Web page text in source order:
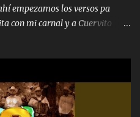
empezamos los versos pa
con mi carnal y a Cuervito
la Bandera por todita a la ciudad
De Tijuana Bulevares
hace falta mi APA FLACO